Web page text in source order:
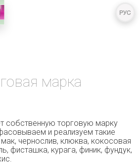
РУС
марка
собственную торговую марку
и реализуем такие
чернослив, клюква, кокосовая
фисташка, курага, финик, фундук,